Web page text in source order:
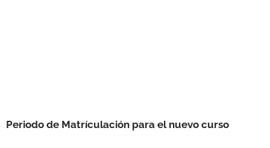
Periodo de Matrículación para el nuevo curso